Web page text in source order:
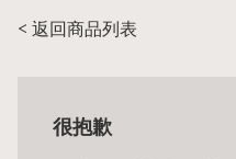
< 返回商品列表
很抱歉